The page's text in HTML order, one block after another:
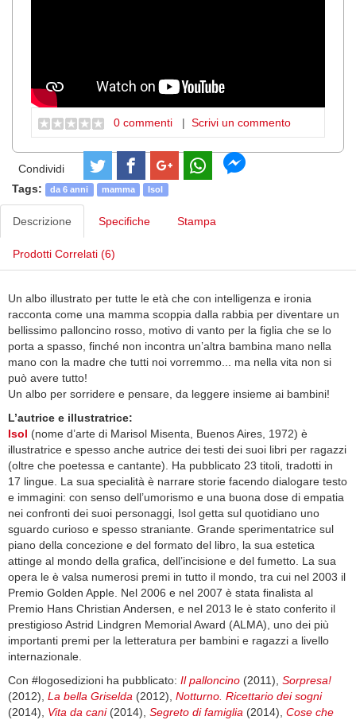
0 commenti | Scrivi un commento
Condividi
Tags:
da 6 anni mamma Isol
Descrizione Specifiche Stampa
Prodotti Correlati (6)
Un albo illustrato per tutte le età che con intelligenza e ironia
racconta come una mamma scoppia dalla rabbia per diventare un
bellissimo palloncino rosso, motivo di vanto per la figlia che se lo
porta a spasso, finché non incontra un’altra bambina mano nella
mano con la madre che tutti noi vorremmo... ma nella vita non si
può avere tutto!
Un albo per sorridere e pensare, da leggere insieme ai bambini!
L’autrice e illustratrice:
Isol (nome d’arte di Marisol Misenta, Buenos Aires, 1972) è
illustratrice e spesso anche autrice dei testi dei suoi libri per ragazzi
(oltre che poetessa e cantante). Ha pubblicato 23 titoli, tradotti in
17 lingue. La sua specialità è narrare storie facendo dialogare testo
e immagini: con senso dell’umorismo e una buona dose di empatia
nei confronti dei suoi personaggi, Isol getta sul quotidiano uno
sguardo curioso e spesso straniante. Grande sperimentatrice sul
piano della concezione e del formato del libro, la sua estetica
attinge al mondo della grafica, dell’incisione e del fumetto. La sua
opera le è valsa numerosi premi in tutto il mondo, tra cui nel 2003 il
Premio Golden Apple. Nel 2006 e nel 2007 è stata finalista al
Premio Hans Christian Andersen, e nel 2013 le è stato conferito il
prestigioso Astrid Lindgren Memorial Award (ALMA), uno dei più
importanti premi per la letteratura per bambini e ragazzi a livello
internazionale.
Con #logosedizioni ha pubblicato: Il palloncino (2011), Sorpresa!
(2012), La bella Griselda (2012), Notturno. Ricettario dei sogni
(2014), Vita da cani(2014), Segreto di famiglia (2014), Cose che